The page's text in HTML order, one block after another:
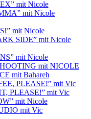
mit Nicole
mit Nicole
mit Nicole
SIDE” mit Nicole
mit Nicole
mit NICOLE
mit Bahareh
PLEASE!” mit Vic
PLEASE!” mit Vic
mit Nicole
mit Vic